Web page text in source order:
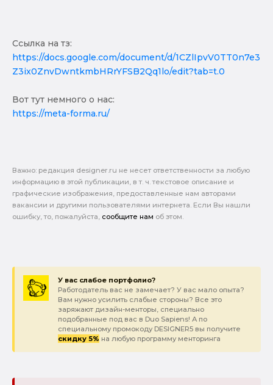
Cсылка на тз:
https://docs.google.com/document/d/1CZlIpvV0TT0n7e3
Z3ix0ZnvDwntkmbHRrYFSB2Qq1lo/edit?tab=t.0
Вот тут немного о нас:
https://meta-forma.ru/
Важно: pедакция designer.ru не несет ответственности за любую
информацию в этой публикации, в т. ч. текстовое описание и
графические изображения, предоставленные нам авторами
вакансии и другими пользователями интернета. Если Вы нашли
ошибку, то, пожалуйста, сообщите нам об этом.
У вас слабое портфолио?
Работодатель вас не замечает? У вас мало опыта?
Вам нужно усилить слабые стороны? Все это
заряжают дизайн-менторы, специально
подобранные под вас в Duo Sapiens! А по
специальному промокоду DESIGNER5 вы получите
скидку 5% на любую программу менторинга